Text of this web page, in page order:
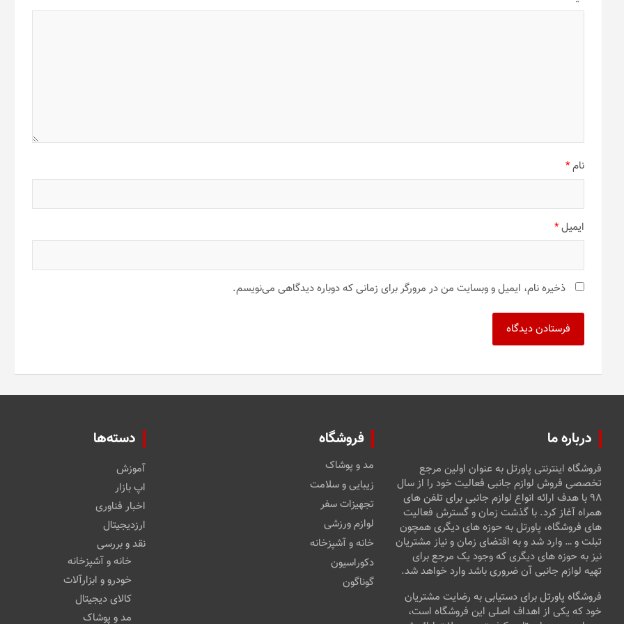
نام*
ایمیل*
ذخیره نام، ایمیل و وبسایت من در مرورگر برای زمانی که دوباره دیدگاهی می‌نویسم.
درباره ما
فروشگاه اینترنتی پاورتل به عنوان اولین مرجع
تخصصی فروش لوازم جانبی فعالیت خود را از سال
۹۸ با هدف ارائه انواع لوازم جانبی برای تلفن های
همراه آغاز کرد. با گذشت زمان و گسترش فعالیت
های فروشگاه، پاورتل به حوزه های دیگری همچون
تبلت و … وارد شد و به اقتضای زمان و نیاز مشتریان
نیز به حوزه های دیگری که وجود یک مرجع برای
تهیه لوازم جانبی آن ضروری باشد وارد خواهد شد.
فروشگاه پاورتل برای دستیابی به رضایت مشتریان
خود که یکی از اهداف اصلی این فروشگاه است،
فروشگاه
مد و پوشاک
زیبایی و سلامت
تجهیزات سفر
لوازم ورزشی
خانه و آشپزخانه
دکوراسیون
گوناگون
دسته‌ها
آموزش
اپ بازار
اخبار فناوری
ارزدیجیتال
نقد و بررسی
خانه و آشپزخانه
خودرو و ابزارآلات
کالای دیجیتال
مد و پوشاک